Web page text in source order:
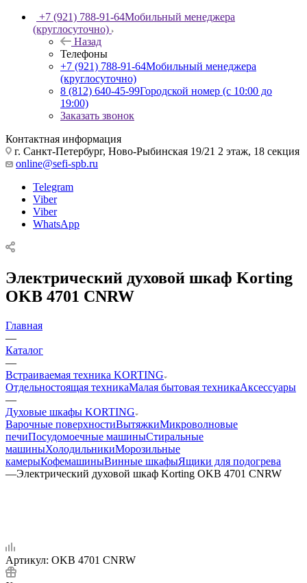
+7 (921) 788-91-64Мобильный менеджера
(круглосуточно)
Назад
Телефоны
+7 (921) 788-91-64Мобильный менеджера
(круглосуточно)
8 (812) 640-45-99Городской номер (с 10:00 до
19:00)
Заказать звонок
Контактная информация
г. Санкт-Петербург, Ново-Рыбинская 19/21 2 этаж, 18 секция
online@sefi-spb.ru
Telegram
Viber
Viber
WhatsApp
Электрический духовой шкаф Korting
OKB 4701 CNRW
Главная
—
Каталог
—
Встраиваемая техника KORTING
Отдельностоящая техникаМалая бытовая техникаАксессуары
—
Духовые шкафы KORTING
Варочные поверхностиВытяжкиМикроволновые
печиПосудомоечные машиныСтиральные
машиныХолодильникиМорозильные
камерыКофемашиныВинные шкафыЯщики для подогрева
—Электрический духовой шкаф Korting OKB 4701 CNRW
Артикул: OKB 4701 CNRW